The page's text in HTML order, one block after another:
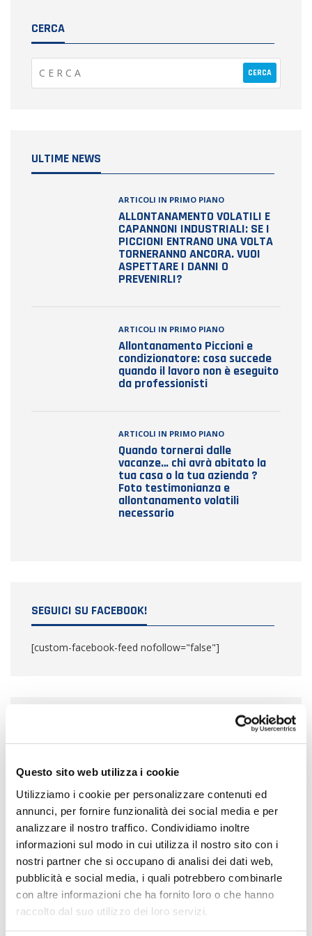
Questo sito web utilizza i cookie
Utilizziamo i cookie per personalizzare contenuti ed
annunci, per fornire funzionalità dei social media e per
analizzare il nostro traffico. Condividiamo inoltre
informazioni sul modo in cui utilizza il nostro sito con i
nostri partner che si occupano di analisi dei dati web,
pubblicità e social media, i quali potrebbero combinarle
con altre informazioni che ha fornito loro o che hanno
raccolto dal suo utilizzo dei loro servizi.
CERCA
ULTIME NEWS
ARTICOLI IN PRIMO PIANO
ALLONTANAMENTO VOLATILI E
CAPANNONI INDUSTRIALI: SE I
PICCIONI ENTRANO UNA VOLTA
TORNERANNO ANCORA. VUOI
ASPETTARE I DANNI O
PREVENIRLI?
ARTICOLI IN PRIMO PIANO
Allontanamento Piccioni e
condizionatore: cosa succede
quando il lavoro non è eseguito
da professionisti
ARTICOLI IN PRIMO PIANO
Quando tornerai dalle
vacanze… chi avrà abitato la
tua casa o la tua azienda ?
Foto testimonianza e
allontanamento volatili
necessario
SEGUICI SU FACEBOOK!
[custom-facebook-feed nofollow="false"]
Articoli in primo piano
Barriere antintrusione (44)
Cenni di biologia
Curiosità (162)
Dissuasori per volatili
Impianto elettrostatico